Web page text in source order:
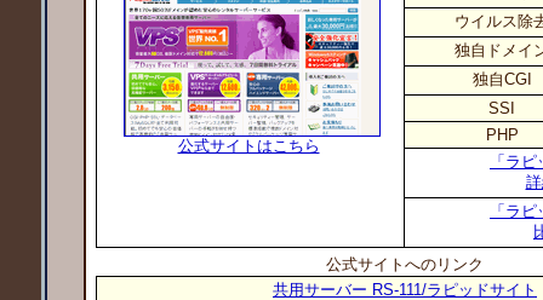
公式サイトはこちら
ウイルス除
独自ドメイ
独自CGI
SSI
PHP
「ラ
「ラ
公式サイトへのリンク
共用サーバー RS-111/ラピッドサイト